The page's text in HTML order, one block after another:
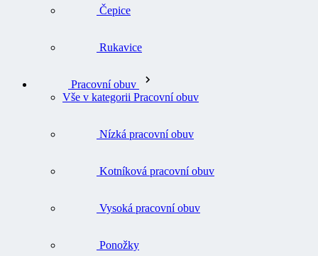
Čepice
Rukavice
Pracovní obuv
Vše v kategorii Pracovní obuv
Nízká pracovní obuv
Kotníková pracovní obuv
Vysoká pracovní obuv
Ponožky